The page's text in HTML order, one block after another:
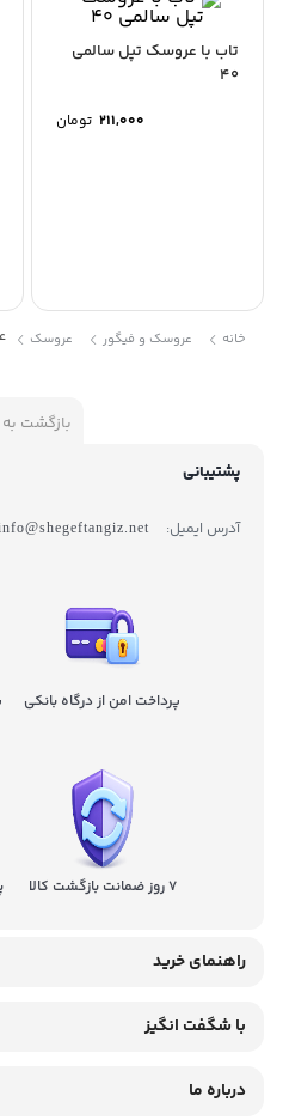
تاب با عروسک تپل سالمی
40
211,000 تومان
خانه عروسک و فیگور عروسک
بازگشت به
پشتیبانی
آدرس ایمیل:
پرداخت امن از درگاه بانکی
7 روز ضمانت بازگشت کالا
راهنمای خرید
با شگفت انگیز
درباره ما